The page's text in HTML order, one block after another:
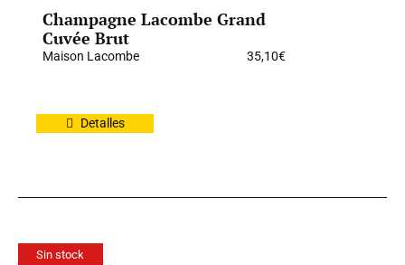
Champagne Lacombe Grand
Cuvée Brut
Maison Lacombe 35,10€
Detalles
Sin stock